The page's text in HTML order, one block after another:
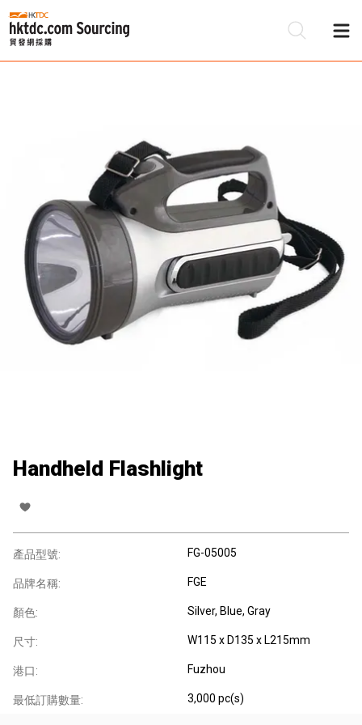
Handheld Flashlight
產品型號: FG-05005
品牌名稱: FGE
顏色: Silver, Blue, Gray
尺寸: W115 x D135 x L215mm
港口: Fuzhou
最低訂購數量: 3,000 pc(s)